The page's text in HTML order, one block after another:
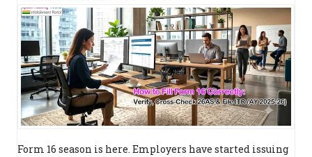
Form 16 season is here. Employers have started issuing